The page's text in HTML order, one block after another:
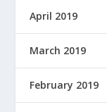
April 2019
March 2019
February 2019